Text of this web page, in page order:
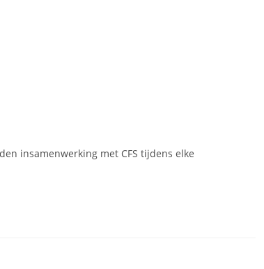
insamenwerking met CFS tijdens elke